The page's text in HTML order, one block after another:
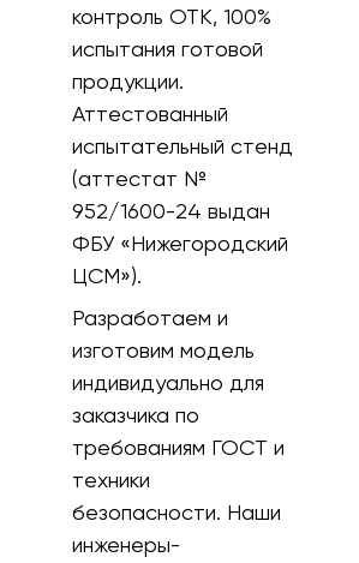
контроль ОТК, 100%
испытания готовой
продукции.
Аттестованный
испытательный стенд
(аттестат №
952/1600-24 выдан
ФБУ «Нижегородский
ЦСМ»).
Разработаем и
изготовим модель
индивидуально для
заказчика по
требованиям ГОСТ и
техники
безопасности. Наши
инженеры-